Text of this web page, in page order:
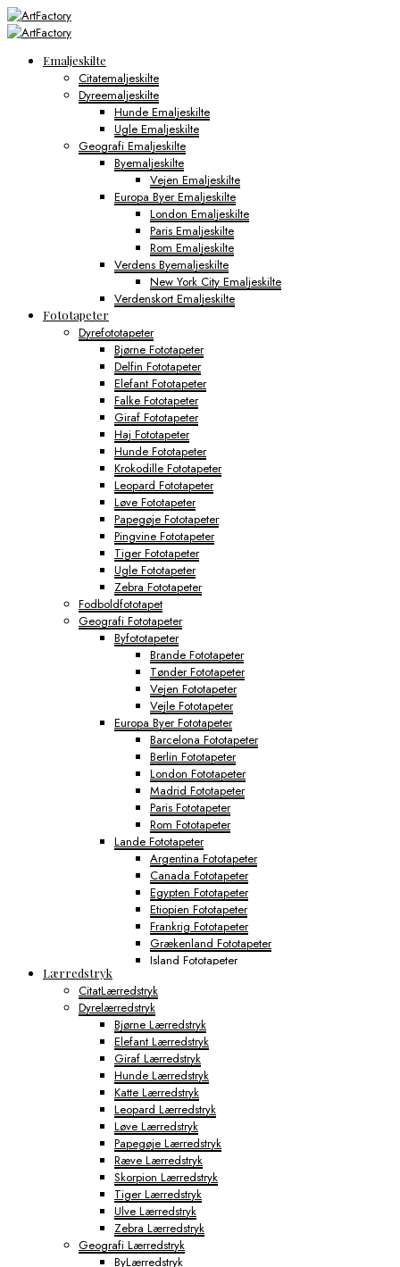
Emaljeskilte
Citatemaljeskilte
Dyreemaljeskilte
Hunde Emaljeskilte
Ugle Emaljeskilte
Geografi Emaljeskilte
Byemaljeskilte
Vejen Emaljeskilte
Europa Byer Emaljeskilte
London Emaljeskilte
Paris Emaljeskilte
Rom Emaljeskilte
Verdens Byemaljeskilte
New York City Emaljeskilte
Verdenskort Emaljeskilte
Fototapeter
Dyrefototapeter
Bjørne Fototapeter
Delfin Fototapeter
Elefant Fototapeter
Falke Fototapeter
Giraf Fototapeter
Haj Fototapeter
Hunde Fototapeter
Krokodille Fototapeter
Leopard Fototapeter
Løve Fototapeter
Papegøje Fototapeter
Pingvine Fototapeter
Tiger Fototapeter
Ugle Fototapeter
Zebra Fototapeter
Fodboldfototapet
Geografi Fototapeter
Byfototapeter
Brande Fototapeter
Tønder Fototapeter
Vejen Fototapeter
Vejle Fototapeter
Europa Byer Fototapeter
Barcelona Fototapeter
Berlin Fototapeter
London Fototapeter
Madrid Fototapeter
Paris Fototapeter
Rom Fototapeter
Lande Fototapeter
Argentina Fototapeter
Canada Fototapeter
Egypten Fototapeter
Etiopien Fototapeter
Frankrig Fototapeter
Grækenland Fototapeter
Island Fototapeter
Japan Fototapeter
Kenya Fototapeter
Tyskland Fototapeter
Verdens Byfototapeter
Boston Fototapeter
Chicago Fototapeter
Los Angeles Fototapeter
Miami Fototapeter
New York City Fototapeter
Philadelphia Fototapeter
San Francisco Fototapeter
Shanghai Fototapeter
Sydney Fototapeter
Tokyo Fototapeter
Verdenskort Fototapeter
Lærredstryk
CitatLærredstryk
Dyrelærredstryk
Bjørne Lærredstryk
Elefant Lærredstryk
Giraf Lærredstryk
Hunde Lærredstryk
Katte Lærredstryk
Leopard Lærredstryk
Løve Lærredstryk
Papegøje Lærredstryk
Ræve Lærredstryk
Skorpion Lærredstryk
Tiger Lærredstryk
Ulve Lærredstryk
Zebra Lærredstryk
Geografi Lærredstryk
ByLærredstryk